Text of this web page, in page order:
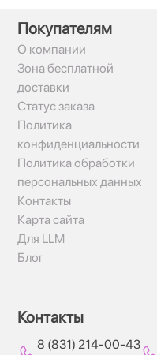
Покупателям
О компании
Зона бесплатной
доставки
Статус заказа
Политика
конфиденциальности
Политика обработки
персональных данных
Контакты
Карта сайта
Для LLM
Блог
Контакты
8 (831) 214-00-43